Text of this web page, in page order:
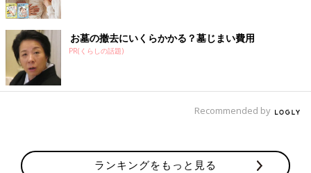
お墓の撤去にいくらかかる？墓じまい費用
PR(くらしの話題)
Recommended by
ランキングをもっと見る